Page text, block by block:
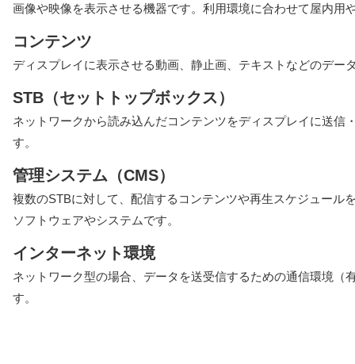
画像や映像を表示させる機器です。利用環境に合わせて屋内用
コンテンツ
ディスプレイに表示させる動画、静止画、テキストなどのデー
STB（セットトップボックス）
ネットワークから読み込んだコンテンツをディスプレイに送信
す。
管理システム（CMS）
複数のSTBに対して、配信するコンテンツや再生スケジュール
ソフトウェアやシステムです。
インターネット環境
ネットワーク型の場合、データを送受信するための通信環境（
す。